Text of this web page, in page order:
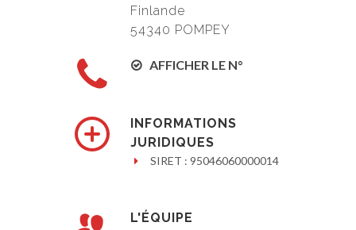
Finlande
54340 POMPEY
AFFICHER LE N°
INFORMATIONS
JURIDIQUES
SIRET : 95046060000014
L'ÉQUIPE